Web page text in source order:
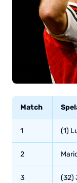
Match
1 (1)
2
3 (32)